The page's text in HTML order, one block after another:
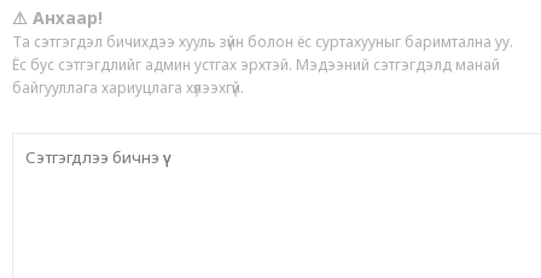
⚠ Анхаар!
Та сэтгэгдэл бичихдээ хууль зүйн болон ёс суртахууныг баримтална уу.
Ёс бус сэтгэгдлийг админ устгах эрхтэй. Мэдээний сэтгэгдэлд манай
байгууллага хариуцлага хүлээхгүй.